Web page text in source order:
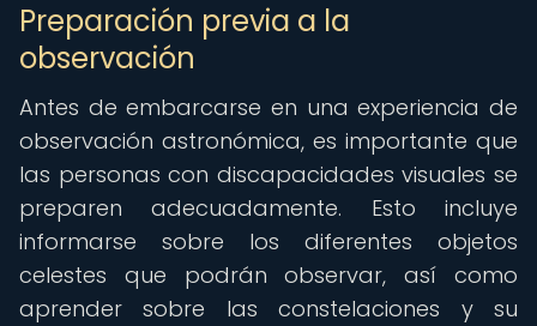
Preparación previa a la
observación
Antes de embarcarse en una experiencia de
observación astronómica, es importante que
las personas con discapacidades visuales se
preparen adecuadamente. Esto incluye
informarse sobre los diferentes objetos
celestes que podrán observar, así como
aprender sobre las constelaciones y su